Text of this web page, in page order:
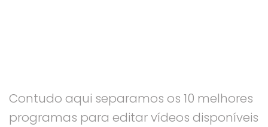
Contudo aqui separamos os 10 melhores
programas para editar vídeos disponíveis